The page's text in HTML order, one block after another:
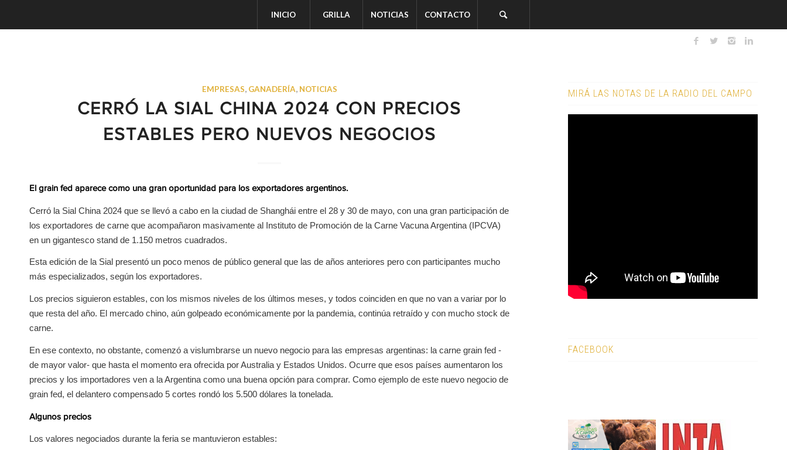
INICIO GRILLA NOTICIAS CONTACTO
EMPRESAS, GANADERÍA, NOTICIAS
CERRÓ LA SIAL CHINA 2024 CON PRECIOS
ESTABLES PERO NUEVOS NEGOCIOS
El grain fed aparece como una gran oportunidad para los exportadores argentinos.
Cerró la Sial China 2024 que se llevó a cabo en la ciudad de Shanghái entre el 28 y 30 de mayo, con una gran participación de
los exportadores de carne que acompañaron masivamente al Instituto de Promoción de la Carne Vacuna Argentina (IPCVA)
en un gigantesco stand de 1.150 metros cuadrados.
Esta edición de la Sial presentó un poco menos de público general que las de años anteriores pero con participantes mucho
más especializados, según los exportadores.
Los precios siguieron estables, con los mismos niveles de los últimos meses, y todos coinciden en que no van a variar por lo
que resta del año. El mercado chino, aún golpeado económicamente por la pandemia, continúa retraído y con mucho stock de
carne.
En ese contexto, no obstante, comenzó a vislumbrarse un nuevo negocio para las empresas argentinas: la carne grain fed -
de mayor valor- que hasta el momento era ofrecida por Australia y Estados Unidos. Ocurre que esos países aumentaron los
precios y los importadores ven a la Argentina como una buena opción para comprar. Como ejemplo de este nuevo negocio de
grain fed, el delantero compensado 5 cortes rondó los 5.500 dólares la tonelada.
Algunos precios
Los valores negociados durante la feria se mantuvieron estables:
MIRÁ LAS NOTAS DE LA RADIO DEL CAMPO
FACEBOOK